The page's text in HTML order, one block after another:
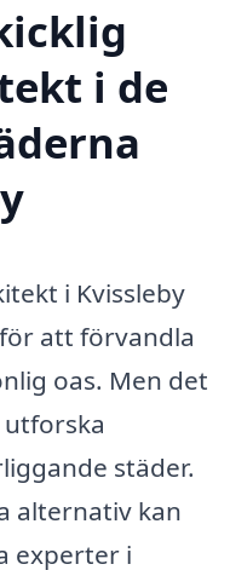
i de
i Kvissleby
att förvandla
oas. Men det
städer.
alternativ kan
experter i